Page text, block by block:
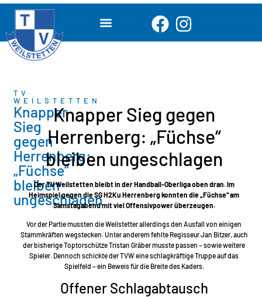
TV
WEILSTETTEN
Knapper
Sieg
gegen
Herrenberg:
„Füchse“
bleiben
ungeschlagen
Knapper Sieg gegen
Herrenberg: „Füchse“
bleiben ungeschlagen
Der TV Weilstetten bleibt in der Handball-Oberliga oben dran. Im
Heimspiel gegen die SG H2Ku Herrenberg konnten die „Füchse“ am
Samstagabend mit viel Offensivpower überzeugen.
Vor der Partie mussten die Weilstetter allerdings den Ausfall von einigen
Stammkräften wegstecken. Unter anderem fehlte Regisseur Jan Bitzer, auch
der bisherige Toptorschütze Tristan Gräber musste passen – sowie weitere
Spieler. Dennoch schickte der TVW eine schlagkräftige Truppe auf das
Spielfeld – ein Beweis für die Breite des Kaders.
Offener Schlagabtausch